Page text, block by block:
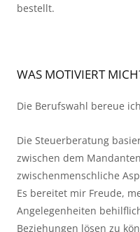
bestellt.
WAS MOTIVIERT
Die Berufswahl bereue
Die Steuerberatung
zwischen dem
zwischenmenschliche
Es bereitet mir Freude,
Angelegenheiten
Beziehungen lösen zu